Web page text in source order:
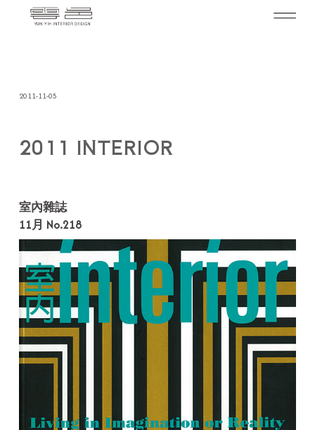
2011-11-05
2011 INTERIOR
室內雜誌
11月 No.218